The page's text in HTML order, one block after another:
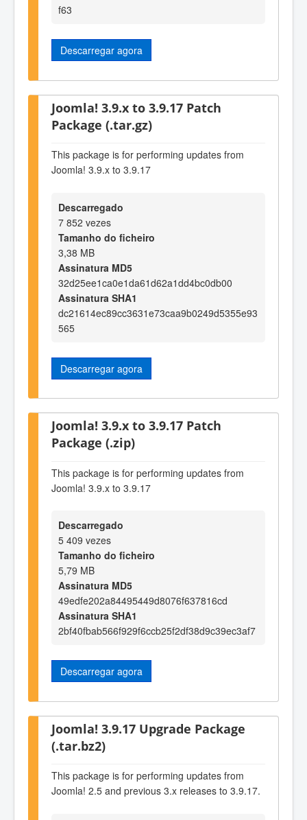
f63
Descarregar agora
Joomla! 3.9.x to 3.9.17 Patch
Package (.tar.gz)
This package is for performing updates from
Joomla! 3.9.x to 3.9.17
Descarregado
7 852 vezes
Tamanho do ficheiro
3,38 MB
Assinatura MD5
32d25ee1ca0e1da61d62a1dd4bc0db00
Assinatura SHA1
dc21614ec89cc3631e73caa9b0249d5355e93
565
Descarregar agora
Joomla! 3.9.x to 3.9.17 Patch
Package (.zip)
This package is for performing updates from
Joomla! 3.9.x to 3.9.17
Descarregado
5 409 vezes
Tamanho do ficheiro
5,79 MB
Assinatura MD5
49edfe202a84495449d8076f637816cd
Assinatura SHA1
2bf40fbab566f929f6ccb25f2df38d9c39ec3af7
Descarregar agora
Joomla! 3.9.17 Upgrade Package
(.tar.bz2)
This package is for performing updates from
Joomla! 2.5 and previous 3.x releases to 3.9.17.